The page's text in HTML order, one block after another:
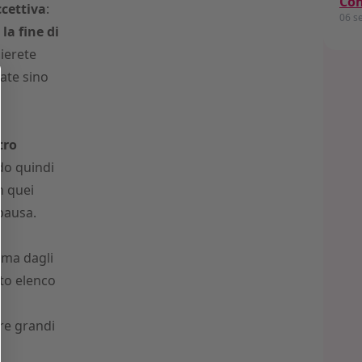
:
la fine di
sino
quindi
quei
dagli
elenco
grandi
06